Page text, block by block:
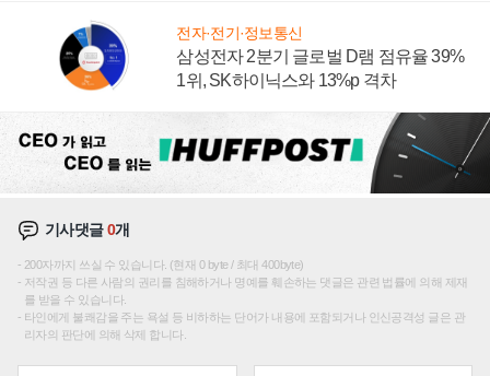
전자·전기·정보통신
삼성전자 2분기 글로벌 D램 점유율 39%
1위, SK하이닉스와 13%p 격차
기사댓글0개
200자까지 쓰실 수 있습니다. (현재 0 byte / 최대 400byte)
저작권 등 다른 사람의 권리를 침해하거나 명예를 훼손하는 댓글은 관련 법률에 의해 제재
를 받을 수 있습니다.
타인에게 불쾌감을 주는 욕설 등 비하하는 단어가 내용에 포함되거나 인신공격성 글은 관
리자의 판단에 의해 삭제 합니다.